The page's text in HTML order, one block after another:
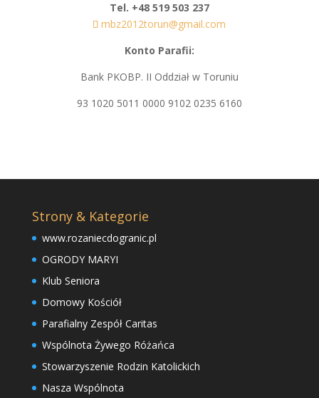
Tel. +48 519 503 237
mbz2012torun@gmail.com
Konto Parafii:
Bank PKOBP. II Oddział w Toruniu
93 1020 5011 0000 9102 0235 6160
Strony & Kategorie
www.rozaniecdogranic.pl
OGRODY MARYI
Klub Seniora
Domowy Kościół
Parafialny Zespół Caritas
Wspólnota Żywego Różańca
Stowarzyszenie Rodzin Katolickich
Nasza Wspólnota